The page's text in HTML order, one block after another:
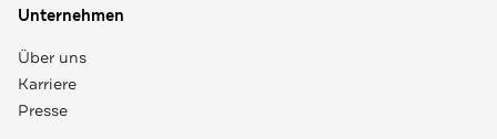
Unternehmen
Über uns
Karriere
Presse